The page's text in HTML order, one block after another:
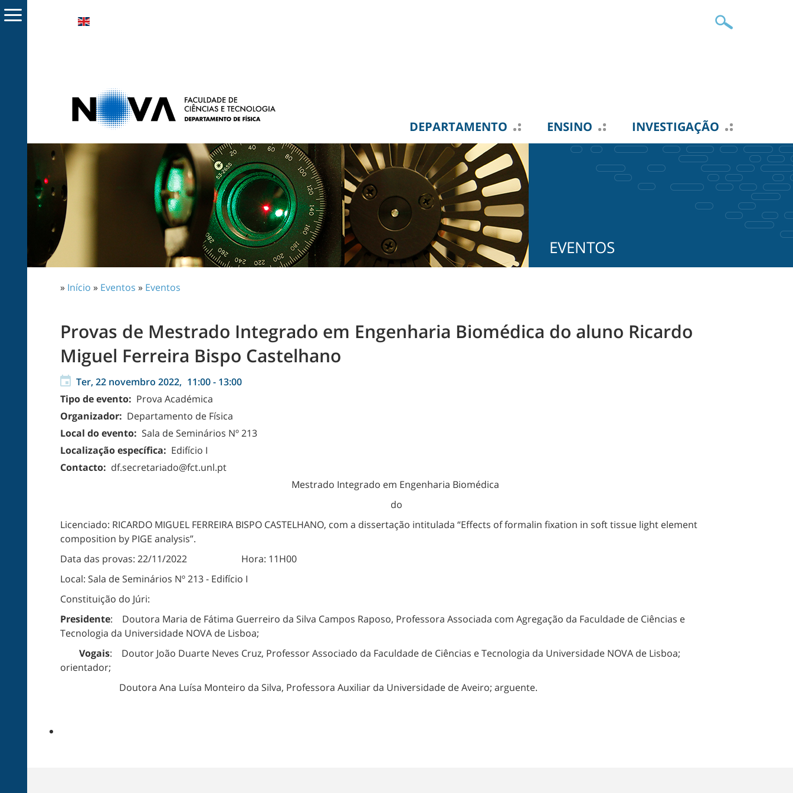
DEPARTAMENTO ENSINO INVESTIGAÇÃO
EVENTOS
» Início » Eventos » Eventos
Provas de Mestrado Integrado em Engenharia Biomédica do aluno Ricardo
Miguel Ferreira Bispo Castelhano
Ter, 22 novembro 2022, 11:00- 13:00
Tipo de evento: Prova Académica
Organizador: Departamento de Física
Local do evento: Sala de Seminários Nº 213
Localização específica: Edifício I
Contacto: df.secretariado@fct.unl.pt
Mestrado Integrado em Engenharia Biomédica
do
Licenciado: RICARDO MIGUEL FERREIRA BISPO CASTELHANO, com a dissertação intitulada “Effects of formalin fixation in soft tissue light element
composition by PIGE analysis”.
Data das provas: 22/11/2022 Hora: 11H00
Local: Sala de Seminários Nº 213 - Edifício I
Constituição do Júri:
Presidente: Doutora Maria de Fátima Guerreiro da Silva Campos Raposo, Professora Associada com Agregação da Faculdade de Ciências e
Tecnologia da Universidade NOVA de Lisboa;
Vogais: Doutor João Duarte Neves Cruz, Professor Associado da Faculdade de Ciências e Tecnologia da Universidade NOVA de Lisboa;
orientador;
Doutora Ana Luísa Monteiro da Silva, Professora Auxiliar da Universidade de Aveiro; arguente.